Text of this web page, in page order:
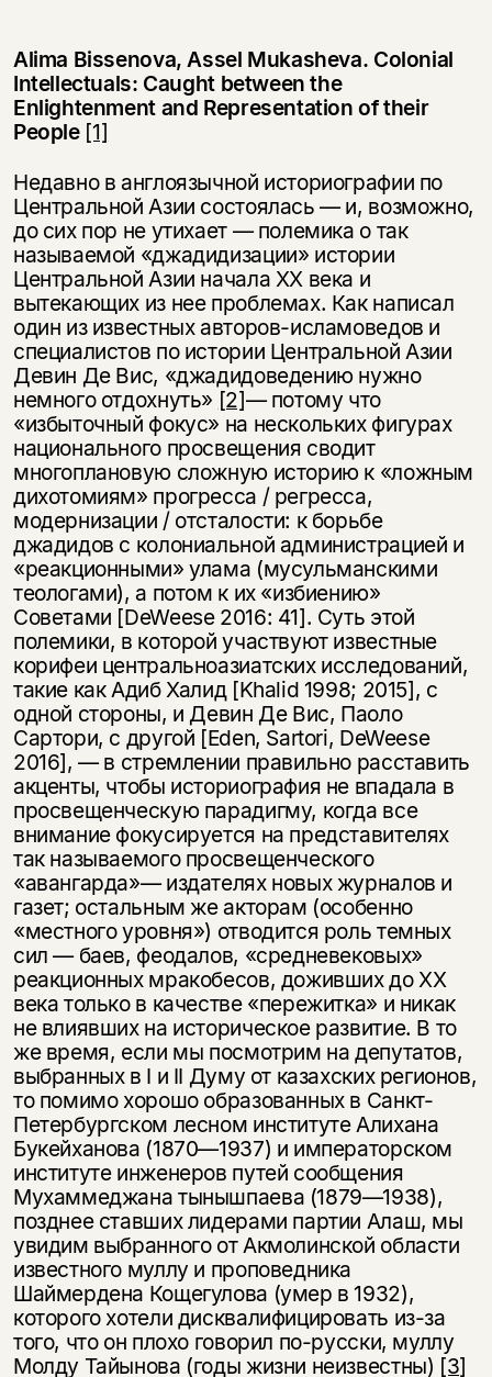
Alima Bissenova, Assel Mukasheva. Colonial
Intellectuals: Caught between the
Enlightenment and Representation of their
People [1]
Недавно в англоязычной историографии по
Центральной Азии состоялась — и, возможно,
до сих пор не утихает — полемика о так
называемой «джадидизации» истории
Центральной Азии начала ХХ века и
вытекающих из нее проблемах. Как написал
один из известных авторов-исламоведов и
специалистов по истории Центральной Азии
Девин Де Вис, «джадидоведению нужно
немного отдохнуть» [2]— потому что
«избыточный фокус» на нескольких фигурах
национального просвещения сводит
многоплановую сложную историю к «ложным
дихотомиям» прогресса / регресса,
модернизации / отсталости: к борьбе
джадидов с колониальной администрацией и
«реакционными» улама (мусульманскими
теологами), а потом к их «избиению»
Cоветами [DeWeese 2016: 41]. Суть этой
полемики, в которой участвуют известные
корифеи центральноазиатских исследований,
такие как Адиб Халид [Khalid 1998; 2015], с
одной стороны, и Девин Де Вис, Паоло
Сартори, с другой [Eden, Sartori, DeWeese
2016], — в стремлении правильно расставить
акценты, чтобы историография не впадала в
просвещенческую парадигму, когда все
внимание фокусируется на представителях
так называемого просвещенческого
«авангарда»— издателях новых журналов и
газет; остальным же акторам (особенно
«местного уровня») отводится роль темных
сил — баев, феодалов, «средневековых»
реакционных мракобесов, доживших до ХХ
века только в качестве «пережитка» и никак
не влиявших на историческое развитие. В то
же время, если мы посмотрим на депутатов,
выбранных в I и II Думу от казахских регионов,
то помимо хорошо образованных в Санкт-
Петербургском лесном институте Алихана
Букейханова (1870—1937) и императорском
институте инженеров путей сообщения
Мухаммеджана тынышпаева (1879—1938),
позднее ставших лидерами партии Алаш, мы
увидим выбранного от Акмолинской области
известного муллу и проповедника
Шаймердена Кощегулова (умер в 1932),
которого хотели дисквалифицировать из-за
того, что он плохо говорил по-русски, муллу
Молду Тайынова (годы жизни неизвестны) [3]